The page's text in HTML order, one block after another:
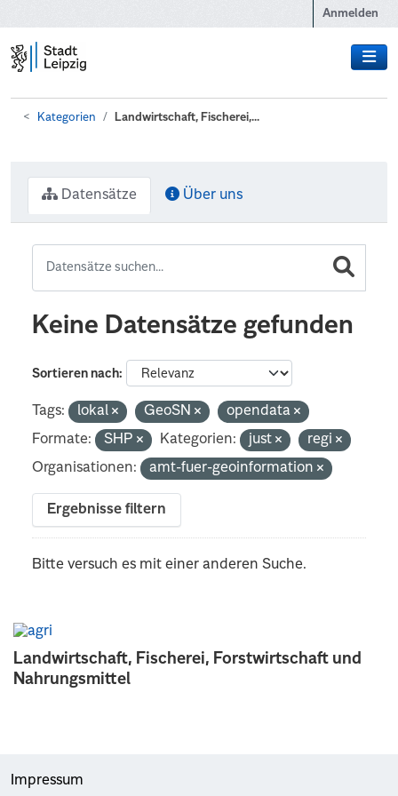
Anmelden
Kategorien Landwirtschaft, Fischerei,...
Landwirtschaft, Fischerei, Forstwirtschaft und
Nahrungsmittel
Datensätze Über uns
Keine Datensätze gefunden
Sortieren nach
Tags: lokal GeoSN
opendata
Formate:
SHP Kategorien: just
regi
Organisationen:
amt-fuer-geoinformation
Ergebnisse filtern
Bitte versuch es mit einer anderen Suche.
Impressum